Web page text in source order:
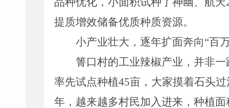
提质增效储备优质种质资源。
小产业壮大 ， 逐年扩面奔向“百
箐口村的工业辣椒产业 ，并非
率先试点种植45亩，大家摸着石头过
年，越来越多村民加入进来，种植面